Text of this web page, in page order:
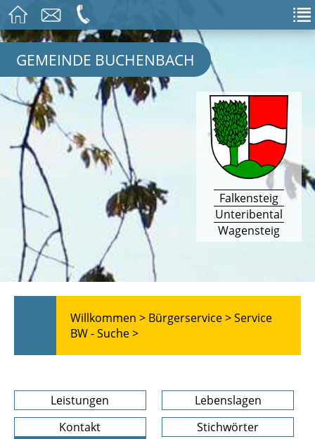
GEMEINDE BUCHENBACH
Falkensteig
Unteribental
Wagensteig
Willkommen > Bürgerservice >Service
BW - Suche >
Leistungen
Lebenslagen
Kontakt
Stichwörter